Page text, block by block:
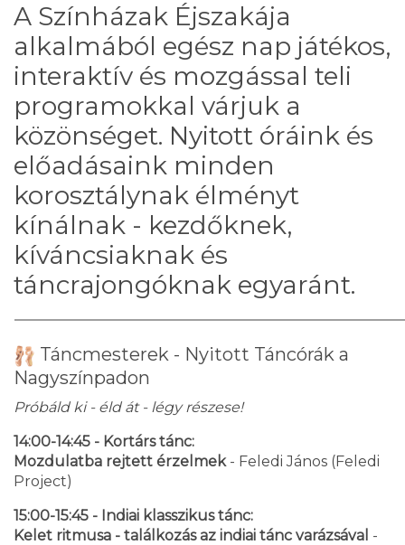
A Színházak Éjszakája
alkalmából egész nap játékos,
interaktív és mozgással teli
programokkal várjuk a
közönséget. Nyitott óráink és
előadásaink minden
korosztálynak élményt
kínálnak - kezdőknek,
kíváncsiaknak és
táncrajongóknak egyaránt.
Táncmesterek - Nyitott Táncórák a
Nagyszínpadon
Próbáld ki - éld át - légy részese!
14:00-14:45 - Kortárs tánc:
Mozdulatba rejtett érzelmek- Feledi János (Feledi
Project)
15:00-15:45 - Indiai klasszikus tánc:
Kelet ritmusa - találkozás az indiai tánc varázsával -